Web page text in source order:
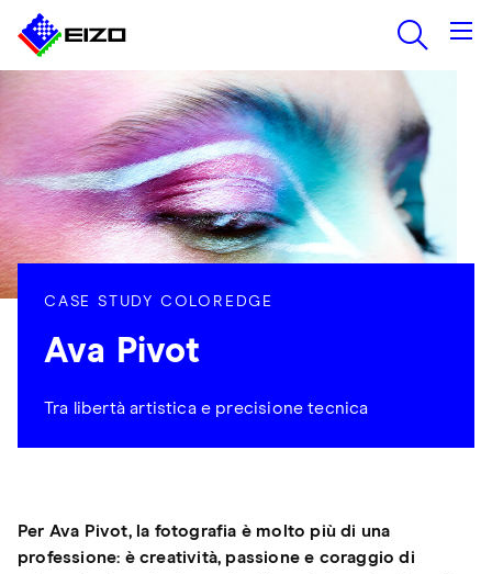
CASE STUDY COLOREDGE
Ava Pivot
Tra libertà artistica e precisione tecnica
Per Ava Pivot, la fotografia è molto più di una
professione: è creatività, passione e coraggio di